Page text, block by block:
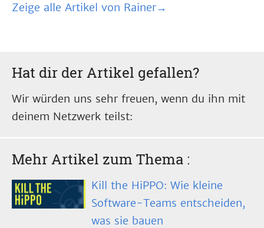
Zeige alle Artikel von Rainer→
Hat dir der Artikel gefallen?
Wir würden uns sehr freuen, wenn du ihn mit
deinem Netzwerk teilst:
Mehr Artikel zum Thema :
Kill the HiPPO: Wie kleine
Software-Teams entscheiden,
was sie bauen